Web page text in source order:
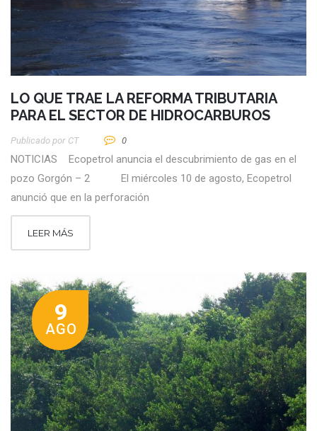
LO QUE TRAE LA REFORMA TRIBUTARIA
PARA EL SECTOR DE HIDROCARBUROS
Publicado por CT 0
NOTICIAS Ecopetrol anuncia el descubrimiento de gas en el
pozo Gorgón – 2 El miércoles 10 de agosto, Ecopetrol
anunció que en la perforación
LEER MÁS
9
AGO